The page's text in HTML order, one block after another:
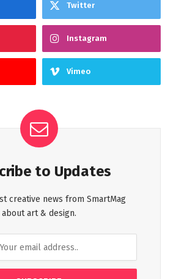
Twitter
Instagram
Vimeo
to Updates
creative news from SmartMag
about art & design.